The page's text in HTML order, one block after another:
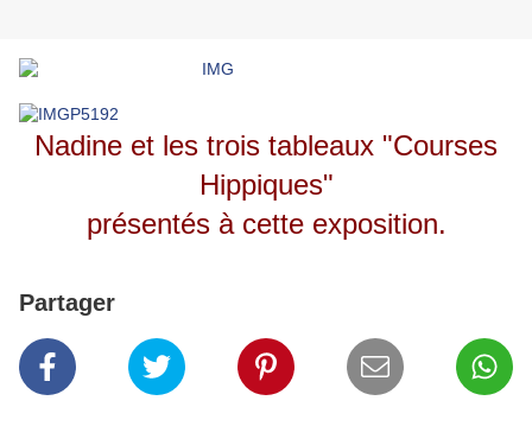
Nadine et les trois tableaux "Courses
Hippiques"
présentés à cette exposition.
Partager